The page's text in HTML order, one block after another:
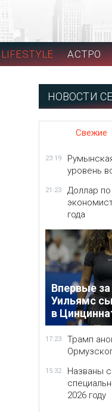
LIFESTYLE АСТРО
НОВОСТИ
Свежие
23:19
уровень
21:23
Доллар по
года
Впервые за
Уильямс
в
17:23
Трамп
15:32
Названы
2026 году